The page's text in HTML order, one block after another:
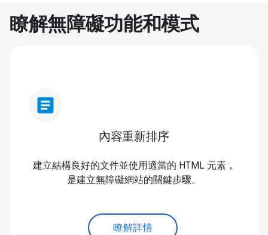
瞭解無障礙功能和模式
article
內容重新排序
建立結構良好的文件並使用適當的 HTML 元素，
是建立無障礙網站的關鍵步驟。
瞭解詳情